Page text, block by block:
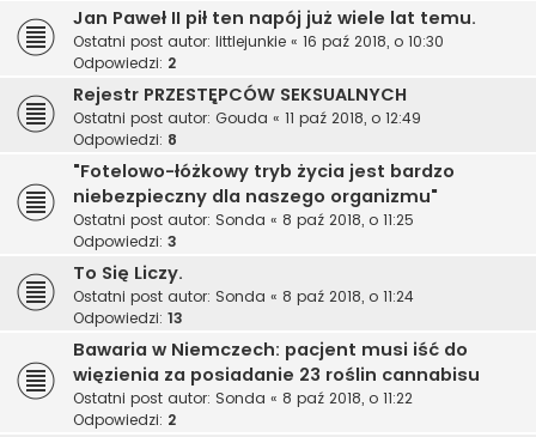
Jan Paweł II pił ten napój już wiele lat temu.
Ostatni post autor: littlejunkie « 16 paź 2018, o 10:30
Odpowiedzi: 2
Rejestr PRZESTĘPCÓW SEKSUALNYCH
Ostatni post autor: Gouda « 11 paź 2018, o 12:49
Odpowiedzi: 8
"Fotelowo-łóżkowy tryb życia jest bardzo
niebezpieczny dla naszego organizmu"
Ostatni post autor: Sonda « 8 paź 2018, o 11:25
Odpowiedzi: 3
To Się Liczy.
Ostatni post autor: Sonda « 8 paź 2018, o 11:24
Odpowiedzi: 13
Bawaria w Niemczech: pacjent musi iść do
więzienia za posiadanie 23 roślin cannabisu
Ostatni post autor: Sonda « 8 paź 2018, o 11:22
Odpowiedzi: 2